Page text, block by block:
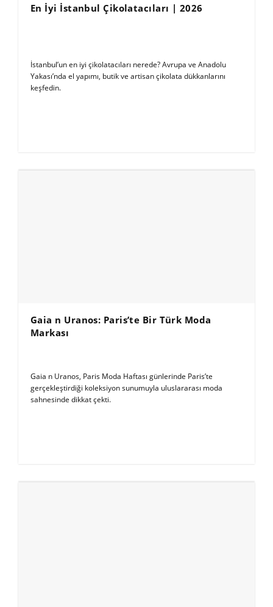
En İyi İstanbul Çikolatacıları | 2026
İstanbul’un en iyi çikolatacıları nerede? Avrupa ve Anadolu
Yakası’nda el yapımı, butik ve artisan çikolata dükkanlarını
keşfedin.
Gaia n Uranos: Paris’te Bir Türk Moda
Markası
Gaia n Uranos, Paris Moda Haftası günlerinde Paris’te
gerçekleştirdiği koleksiyon sunumuyla uluslararası moda
sahnesinde dikkat çekti.